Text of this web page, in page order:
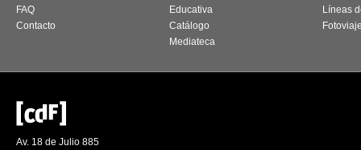
FAQ
Contacto
Educativa
Catálogo
Mediateca
Líneas
Av. 18 de Julio 885